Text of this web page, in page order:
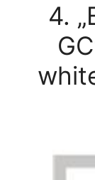
4.